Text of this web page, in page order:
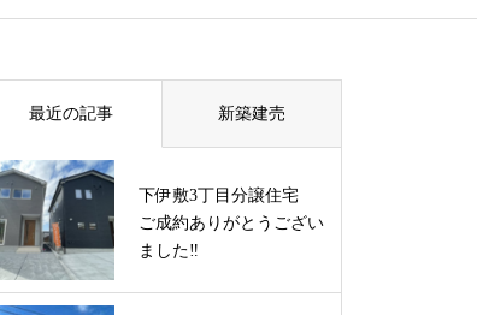
最近の記事 新築建売
下伊敷3丁目分譲住宅
ご成約ありがとうござい
ました‼